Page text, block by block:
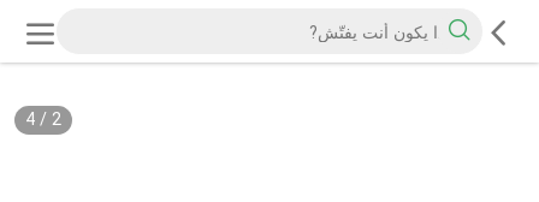
2
/
4